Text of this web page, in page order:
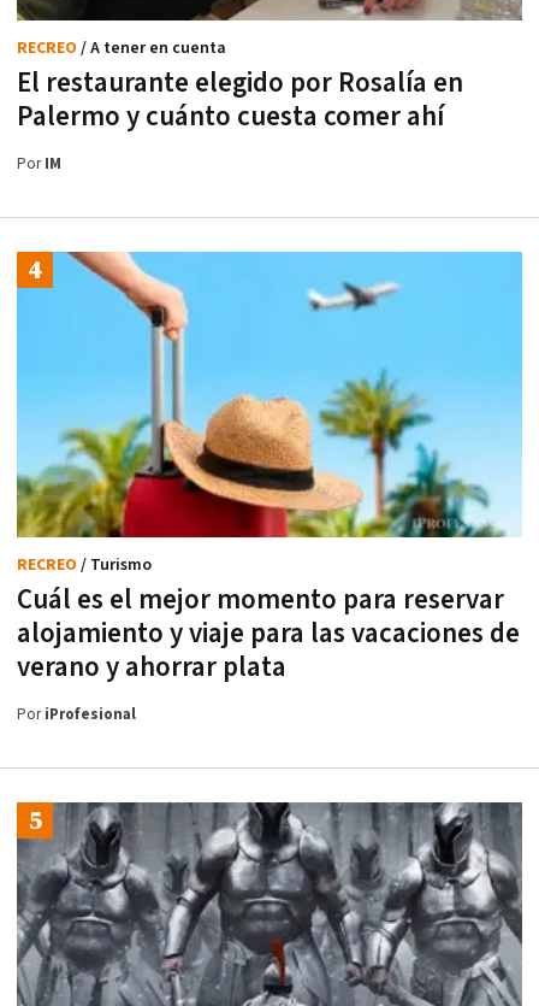
El restaurante elegido por Rosalía en
Palermo y cuánto cuesta comer ahí
RECREO / A tener en cuenta
PorIM
Cuál es el mejor momento para reservar
alojamiento y viaje para las vacaciones de
verano y ahorrar plata
RECREO / Turismo
PoriProfesional